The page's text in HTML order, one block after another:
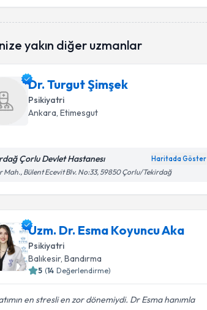
yakın diğer uzmanlar
Dr. Turgut Şimşek
Psikiyatri
Ankara, Etimesgut
Çorlu Devlet Hastanesı Haritada Göster
Mah., Bülent Ecevit Blv. No:33, 59850 Çorlu/Tekirdağ
Uzm. Dr. Esma Koyuncu Aka
Psikiyatri
Balıkesir, Bandırma
5 (14 Değerlendirme)
en stresli en zor dönemiydi. Dr Esma hanımla